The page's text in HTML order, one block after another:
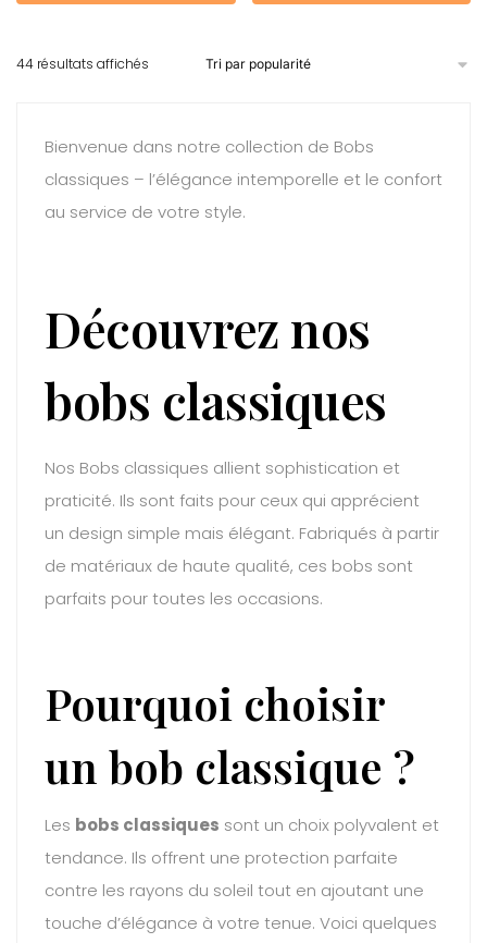
44 résultats affichés
Bienvenue dans notre collection de Bobs
classiques – l’élégance intemporelle et le confort
au service de votre style.
Découvrez nos
bobs classiques
Nos Bobs classiques allient sophistication et
praticité. Ils sont faits pour ceux qui apprécient
un design simple mais élégant. Fabriqués à partir
de matériaux de haute qualité, ces bobs sont
parfaits pour toutes les occasions.
Pourquoi choisir
un bob classique ?
Les bobs classiques sont un choix polyvalent et
tendance. Ils offrent une protection parfaite
contre les rayons du soleil tout en ajoutant une
touche d’élégance à votre tenue. Voici quelques